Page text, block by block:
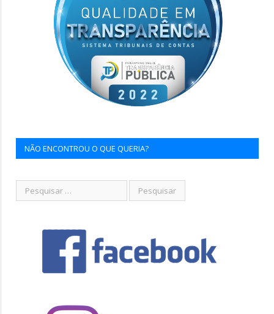
NÃO ENCONTROU O QUE QUERIA?